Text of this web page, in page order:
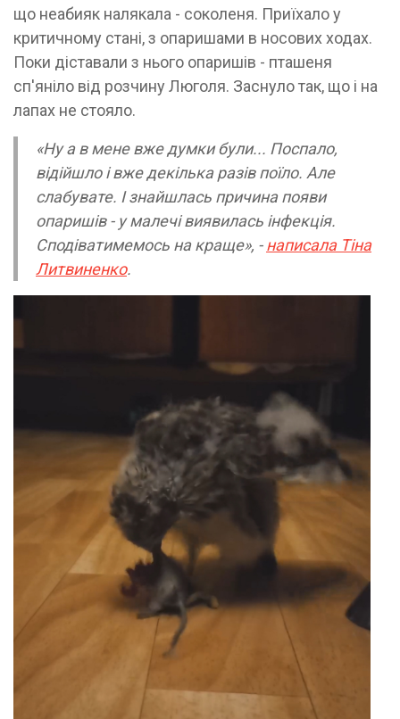
що неабияк налякала - соколеня. Приїхало у
критичному стані, з опаришами в носових ходах.
Поки діставали з нього опаришів - пташеня
сп'яніло від розчину Люголя. Заснуло так, що і на
лапах не стояло.
«Ну а в мене вже думки були... Поспало,
відійшло і вже декілька разів поїло. Але
слабувате. І знайшлась причина появи
опаришів - у малечі виявилась інфекція.
Сподіватимемось на краще», -написала Тіна
Литвиненко.